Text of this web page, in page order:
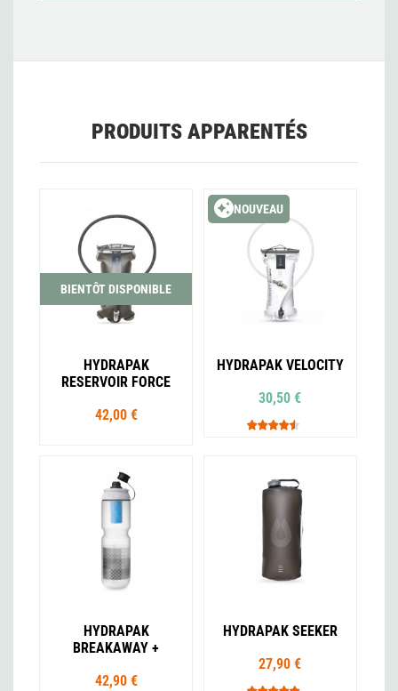
PRODUITS APPARENTÉS
BIENTÔT DISPONIBLE
HYDRAPAK
RESERVOIR FORCE
42,00 €
NOUVEAU
HYDRAPAK VELOCITY
30,50 €
HYDRAPAK
BREAKAWAY +
42,90 €
HYDRAPAK SEEKER
27,90 €